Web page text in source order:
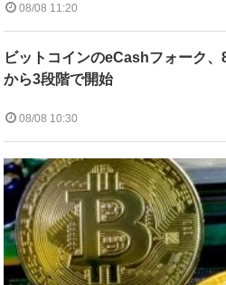
08/08 11:20
ビットコインのeCashフォーク、
から3段階で開始
08/08 10:30